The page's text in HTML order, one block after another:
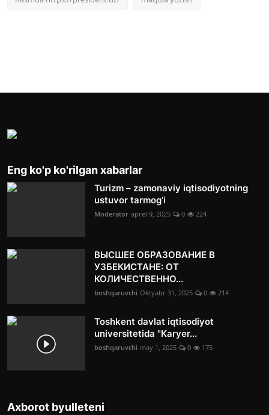
Eng ko'p ko'rilgan xabarlar
Turizm – zamonaviy iqtisodiyotning
ustuvor tarmog‘i
Moderator aprel 9, 2025 0 224
ВЫСШЕЕ ОБРАЗОВАНИЕ В
УЗБЕКИСТАНЕ: ОТ
КОЛИЧЕСТВЕННО...
boshqaruvchi Oktyabr 31, 2025 0 214
Toshkent davlat iqtisodiyot
universitetida "Karyer...
boshqaruvchi may 1, 2025 0 175
Axborot byulleteni